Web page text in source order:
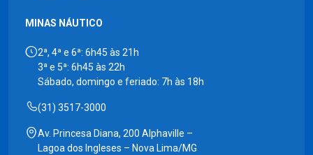
MINAS NÁUTICO
2ª, 4ª e 6ª: 6h45 às 21h
3ª e 5ª: 6h45 às 22h
Sábado, domingo e feriado: 7h às 18h
(31) 3517-3000
Av. Princesa Diana, 200 Alphaville –
Lagoa dos Ingleses – Nova Lima/MG